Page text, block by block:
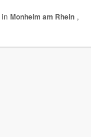
in Monheim am Rhein ,